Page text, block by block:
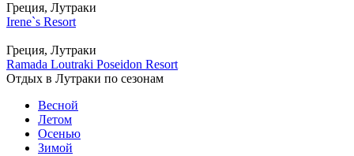
Греция, Лутраки
Irene`s Resort
Греция, Лутраки
Ramada Loutraki Poseidon Resort
Отдых в Лутраки по сезонам
Весной
Летом
Осенью
Зимой